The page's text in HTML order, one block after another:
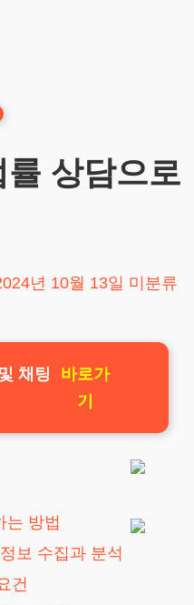
상담으로
년 10월 13일 미분류
채팅
바로가
기
는 방법
보 수집과 분석
건